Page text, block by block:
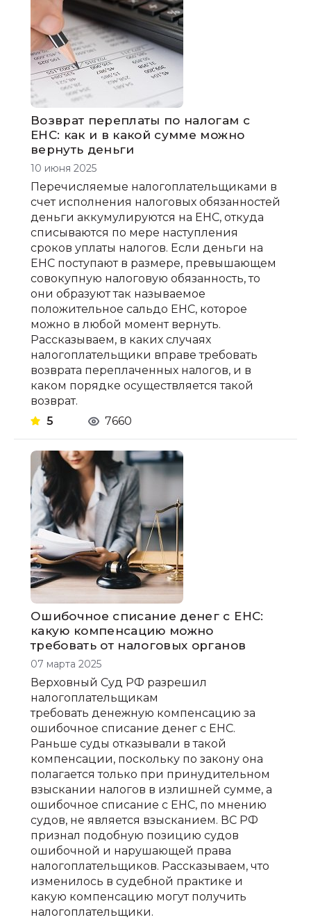
Возврат переплаты по налогам с
ЕНС: как и в какой сумме можно
вернуть деньги
10 июня 2025
Перечисляемые налогоплательщиками в
счет исполнения налоговых обязанностей
деньги аккумулируются на ЕНС, откуда
списываются по мере наступления
сроков уплаты налогов. Если деньги на
ЕНС поступают в размере, превышающем
совокупную налоговую обязанность, то
они образуют так называемое
положительное сальдо ЕНС, которое
можно в любой момент вернуть.
Рассказываем, в каких случаях
налогоплательщики вправе требовать
возврата переплаченных налогов, и в
каком порядке осуществляется такой
возврат.
5
7660
Ошибочное списание денег с ЕНС:
какую компенсацию можно
требовать от налоговых органов
07 марта 2025
Верховный Суд РФ разрешил
налогоплательщикам
требовать денежную компенсацию за
ошибочное списание денег с ЕНС.
Раньше суды отказывали в такой
компенсации, поскольку по закону она
полагается только при принудительном
взыскании налогов в излишней сумме, а
ошибочное списание с ЕНС, по мнению
судов, не является взысканием. ВС РФ
признал подобную позицию судов
ошибочной и нарушающей права
налогоплательщиков. Рассказываем, что
изменилось в судебной практике и
какую компенсацию могут получить
налогоплательщики.